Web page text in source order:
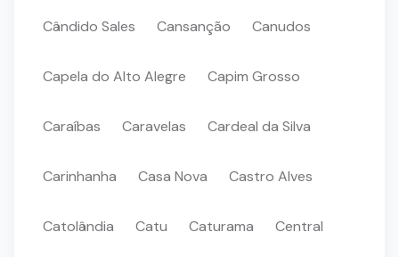
Cândido Sales Cansanção Canudos
Capela do Alto Alegre Capim Grosso
Caraíbas Caravelas Cardeal da Silva
Carinhanha Casa Nova Castro Alves
Catolândia Catu Caturama Central